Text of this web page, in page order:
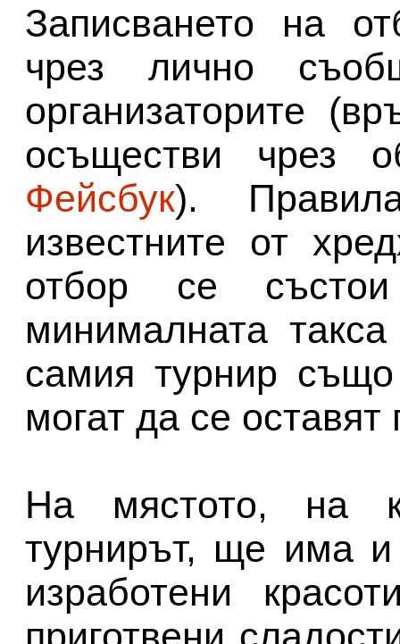
Записването на
чрез лично
организаторите
осъществи чрез
Фейсбук).
известните от
отбор се
минималната
самия турнир
могат да се
На мястото, на
турнирът, ще има
изработени